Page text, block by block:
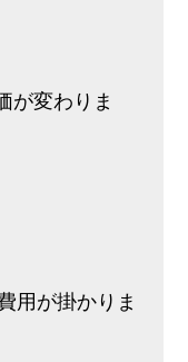
が変わりま
用が掛かりま